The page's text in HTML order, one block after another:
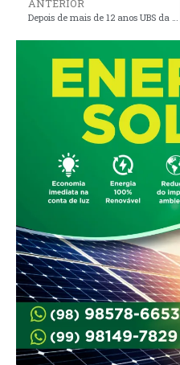
ANTERIOR
Depois de mais de 12 anos UBS da Garimpeira será recostruida em Governador Nunes Freire